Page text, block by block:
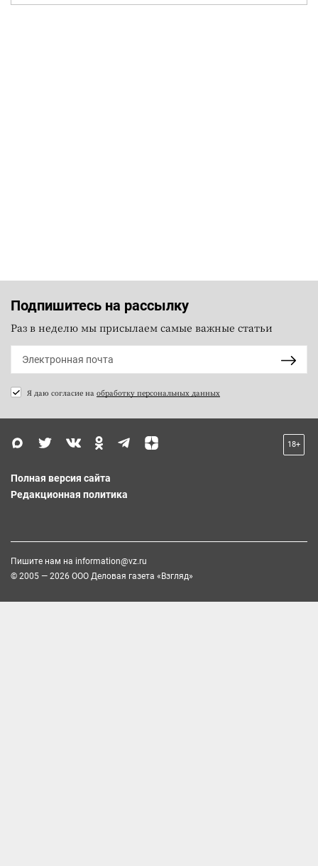
Подпишитесь на рассылку
Раз в неделю мы присылаем самые важные статьи
Я даю согласие на обработку персональных данных
18+
Полная версия сайта
Редакционная политика
Пишите нам на information@vz.ru
© 2005 — 2026 ООО Деловая газета «Взгляд»